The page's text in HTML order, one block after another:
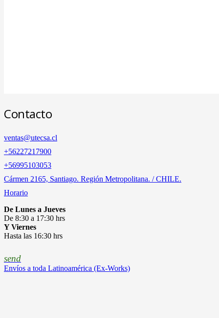
Contacto
ventas@utecsa.cl
+56227217900
‎+56995103053
Cármen 2165, Santiago. Región Metropolitana. / CHILE.
Horario
De Lunes a Jueves
De 8:30 a 17:30 hrs
Y Viernes
Hasta las 16:30 hrs
send
Envíos a toda Latinoamérica (Ex-Works)